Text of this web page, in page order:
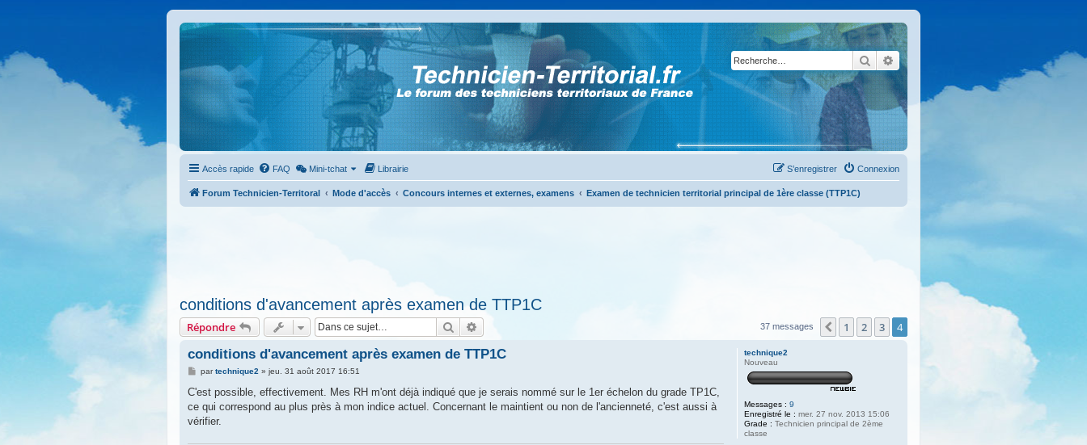
RechercherRecherche avancée
Accès rapide FAQ Mini-tchat Librairie Connexion
S’enregistrer
Forum Technicien-Territoral Mode d'accès Concours internes et externes, examens Examen de technicien territorial principal de 1ère classe (TTP1C)
conditions d'avancement après examen de TTP1C
Répondre Rechercher 37 messages Précédente
1 2 3 4
technique2
Nouveau
Messages : 9
Enregistré le : mer. 27 nov. 2013 15:06
Grade : Technicien principal de 2ème
classe
conditions d'avancement après examen de TTP1C
M
s
a
g
partechnique2 » jeu. 31 août 2017 16:51
C'est possible, effectivement. Mes RH m'ont déjà indiqué que je serais nommé sur le 1er échelon du grade TP1C,
ce qui correspond au plus près à mon indice actuel. Concernant le maintient ou non de l'ancienneté, c'est aussi à
vérifier.